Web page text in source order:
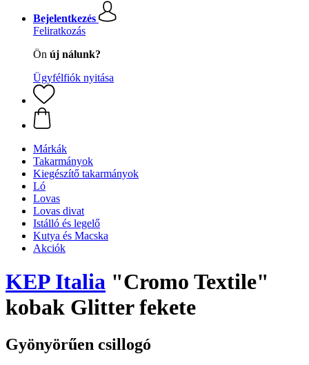
Bejelentkezés
Feliratkozás
Ön új nálunk?
Ügyfélfiók nyitása
Márkák
Takarmányok
Kiegészítő takarmányok
Ló
Lovas
Lovas divat
Istálló és legelő
Kutya és Macska
Akciók
KEP Italia "Cromo Textile"
kobak Glitter fekete
Gyönyörűen csillogó